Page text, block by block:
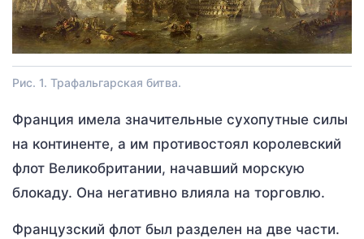
Рис. 1. Трафальгарская битва.
Франция имела значительные сухопутные силы
на континенте, а им противостоял королевский
флот Великобритании, начавший морскую
блокаду. Она негативно влияла на торговлю.
Французский флот был разделен на две части.